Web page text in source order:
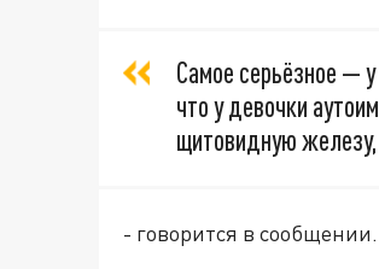
Самое серьёзное —
что у девочки
щитовидную железу,
- говорится в сообщении.